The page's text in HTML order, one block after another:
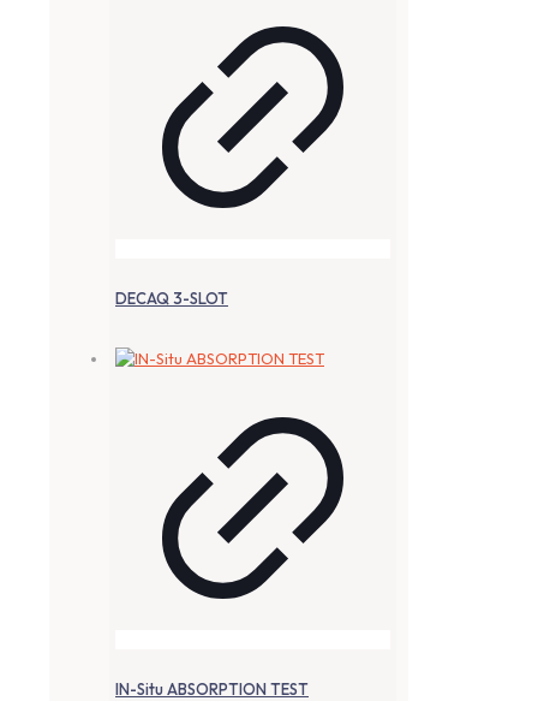
DECAQ 3-SLOT
IN-Situ ABSORPTION TEST